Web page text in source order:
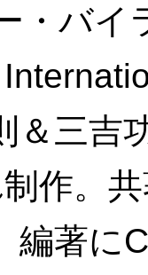
・バ
＆三吉
作。
編著